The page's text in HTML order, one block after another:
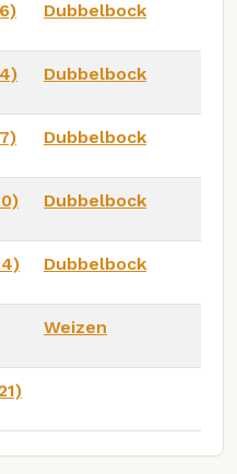
Dubbelbock
Dubbelbock
Dubbelbock
Dubbelbock
Dubbelbock
Weizen